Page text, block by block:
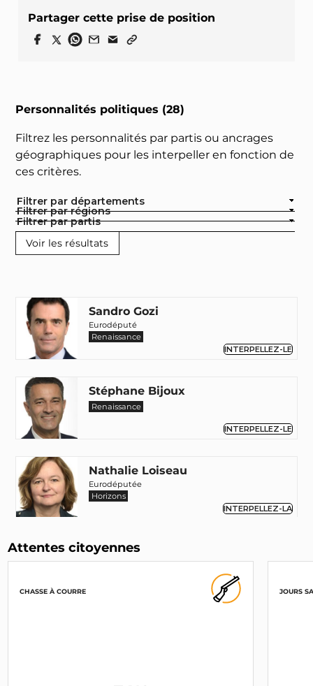
Personnalités politiques (28)
Filtrez les personnalités par partis ou ancrages
géographiques pour les interpeller en fonction de
ces critères.
Filtrer par départements
Filtrer par régions
Filtrer par partis
Sandro Gozi
Eurodéputé
Renaissance
INTERPELLEZ-LE
Stéphane Bijoux
Renaissance
INTERPELLEZ-LE
Nathalie Loiseau
Eurodéputée
Horizons
INTERPELLEZ-LA
Jérémy Decerle
Eurodéputé
INTERPELLEZ-LE
Partager cette prise de position
Attentes citoyennes
CHASSE À COURRE JOURS